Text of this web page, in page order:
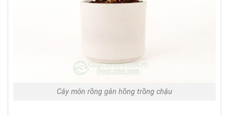
Cây môn rồng gân hồng trồng chậu